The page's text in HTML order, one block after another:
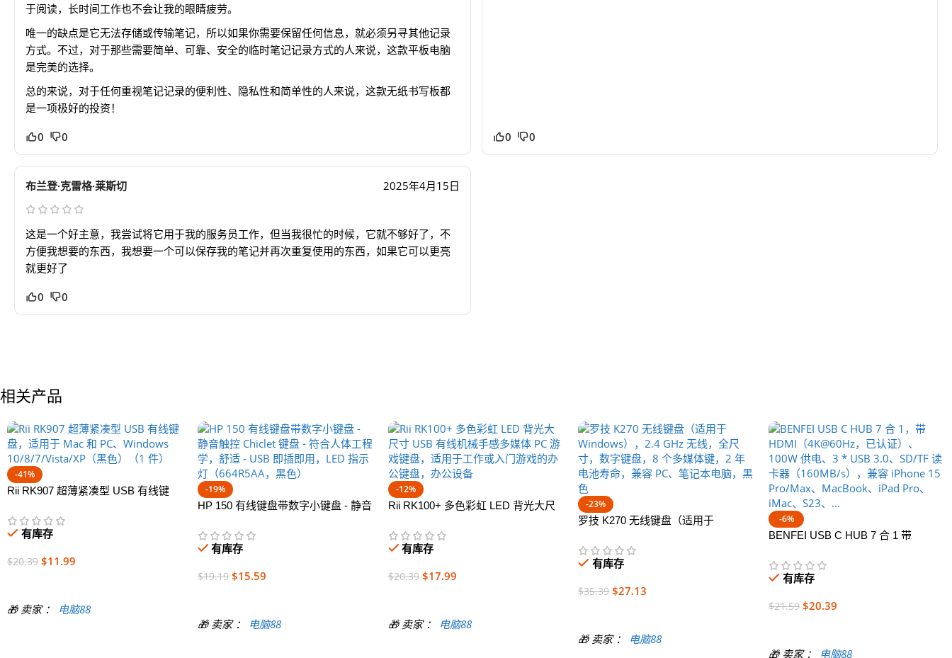
于阅读，长时间工作也不会让我的眼睛疲劳。
唯一的缺点是它无法存储或传输笔记，所以如果你需要保留任何信息，就必须另寻其他记录
方式。不过，对于那些需要简单、可靠、安全的临时笔记记录方式的人来说，这款平板电脑
是完美的选择。
总的来说，对于任何重视笔记记录的便利性、隐私性和简单性的人来说，这款无纸书写板都
是一项极好的投资！
0 0 0 0
布兰登·克雷格·莱斯切 2025年4月15日
这是一个好主意，我尝试将它用于我的服务员工作，但当我很忙的时候，它就不够好了，不
方便我想要的东西，我想要一个可以保存我的笔记并再次重复使用的东西，如果它可以更亮
就更好了
0 0
相关产品
-41%
Rii RK907 超薄紧凑型 USB 有线键
10/8/7/Vista/XP（黑色）（1 件）
有库存
$20.39 $11.99
🎁 卖家 ： 电脑88
-19%
HP 150 有线键盘带数字小键盘 - 静音
舒适 - USB 即插即用，LED 指示灯
（664R5AA，黑色）
有库存
$19.19 $15.59
🎁 卖家 ： 电脑88
-12%
Rii RK100+ 多色彩虹 LED 背光大尺
键盘，适用于工作或入门游戏的办公
键盘，办公设备
有库存
$20.39 $17.99
🎁 卖家 ： 电脑88
-23%
罗技 K270 无线键盘（适用于
寸，数字键盘，8 个多媒体键，2 年
电池寿命，兼容 PC、笔记本电脑，
有库存
$35.39 $27.13
🎁 卖家 ： 电脑88
-6%
BENFEI USB C HUB 7 合 1 带
100W 供电、3 * USB 3.0、SD/TF 读
卡器（160MB/s）兼容 iPhone 15
iMac、S23、…
有库存
$21.59 $20.39
🎁 卖家 ： 电脑88